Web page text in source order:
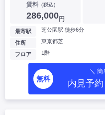
賃料（税込）
286,000円
最寄駅 芝公園駅 徒歩6分
住所 東京都芝
フロア 1階
無料
＼ 簡
内見予